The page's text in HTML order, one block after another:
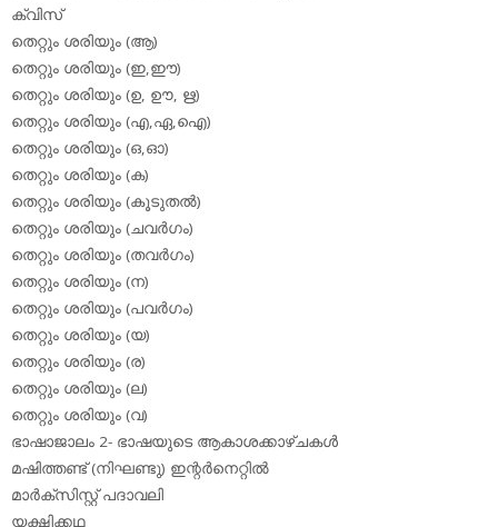
ക്വിസ്
തെറ്റും ശരിയും (ആ)
തെറ്റും ശരിയും (ഇ,ഈ)
തെറ്റും ശരിയും (ഉ, ഊ, ഋ)
തെറ്റും ശരിയും (എ,ഏ,ഐ)
തെറ്റും ശരിയും (ഒ,ഓ)
തെറ്റും ശരിയും (ക)
തെറ്റും ശരിയും (കൂടുതല്‍)
തെറ്റും ശരിയും (ചവര്‍ഗം)
തെറ്റും ശരിയും (തവര്‍ഗം)
തെറ്റും ശരിയും (ന)
തെറ്റും ശരിയും (പവര്‍ഗം)
തെറ്റും ശരിയും (യ)
തെറ്റും ശരിയും (ര)
തെറ്റും ശരിയും (ല)
തെറ്റും ശരിയും (വ)
ഭാഷാജാലം 2- ഭാഷയുടെ ആകാശക്കാഴ്ചകള്‍
മഷിത്തണ്ട് (നിഘണ്ടു) ഇന്റര്‍നെറ്റില്‍
മാര്‍ക്‌സിസ്റ്റ് പദാവലി
യക്ഷിക്കഥ